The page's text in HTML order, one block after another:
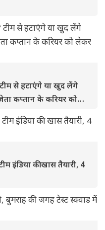
टीम से हटाएंगे या खुद लेंगे
कप्तान के करियर को
इंडिया की खास तैयारी, 4